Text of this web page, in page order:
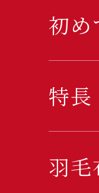
初め
特長
羽毛